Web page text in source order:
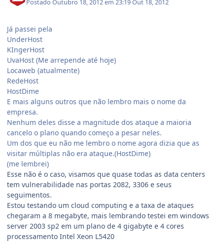
PostadoOutubro 18, 2012 em 23:19Out 18, 2012
Já passei pela
UnderHost
KIngerHost
UvaHost (Me arrepende até hoje)
Locaweb (atualmente)
RedeHost
HostDime
E mais alguns outros que não lembro mais o nome da
empresa.
Nenhum deles disse a magnitude dos ataque a maioria
cancelo o plano quando começo a pesar neles.
Um dos que eu não me lembro o nome agora dizia que as
visitar múltiplas não era ataque.(HostDime)
(me lembrei)
Esse não é o caso, visamos que quase todas as data centers
tem vulnerabilidade nas portas 2082, 3306 e seus
seguimentos.
Estou testando um cloud computing e a taxa de ataques
chegaram a 8 megabyte, mais lembrando testei em windows
server 2003 sp2 em um plano de 4 gigabyte e 4 cores
processamento Intel Xeon L5420